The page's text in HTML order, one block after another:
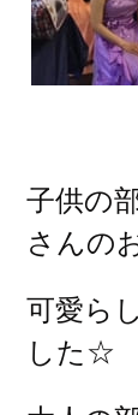
子供の
さんの
可愛ら
した☆